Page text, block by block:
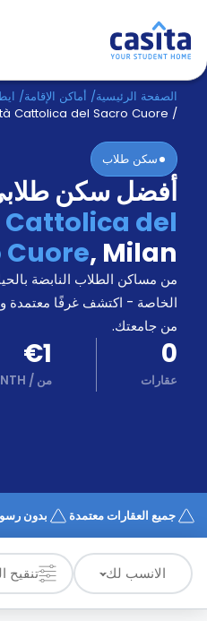
الرئيسية عربي EUR
دخول
حجز
السكن
من
نحن؟
المدونة
أخبر
أصدقائك
و
اكسب
كن
شريكا
الدعم
كيف
تعمل؟
الأسئلة
الشائعة
الصفحة الرئيسية/ أماكن الإقامة/
/
Cattolica del Sacro Cuore
سكن طلاب
أفضل سكن
del
Cuore, Milan
من مساكن الطلاب النابضة
الخاصة - اكتشف غرفًا معتمدة
من جامعتك.
0
عقارات
€1
من /
جميع العقارات معتمدة بدون
الانسب لك تنقيح